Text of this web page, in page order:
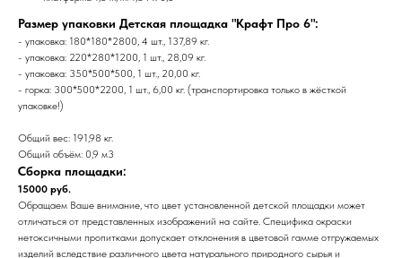
Размер упаковки Детская площадка "Крафт Про 6":
- упаковка: 180*180*2800, 4 шт., 137,89 кг.
- упаковка: 220*280*1200, 1 шт., 28,09 кг.
- упаковка: 350*500*500, 1 шт., 20,00 кг.
- горка: 300*500*2200, 1 шт., 6,00 кг. (транспортировка только в жёсткой
упаковке!)
Общий вес: 191,98 кг.
Общий объём: 0,9 м3
Сборка площадки:
15000 руб.
Обращаем Ваше внимание, что цвет установленной детской площадки может
отличаться от представленных изображений на сайте. Специфика окраски
нетоксичными пропитками допускает отклонения в цветовой гамме отгружаемых
изделий вследствие различного цвета натурального природного сырья и